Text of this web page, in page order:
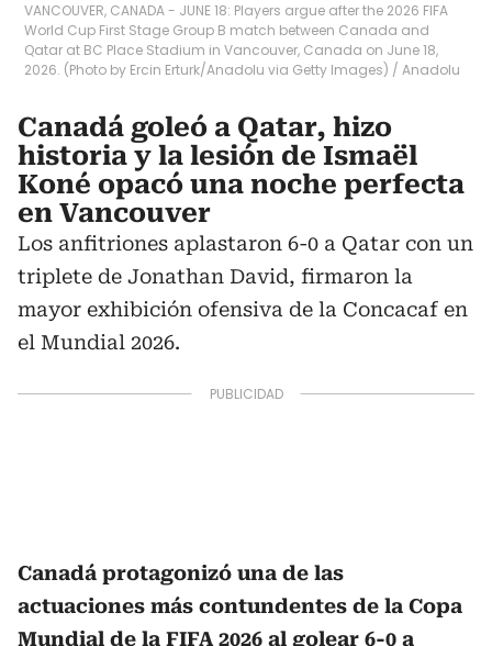
VANCOUVER, CANADA - JUNE 18: Players argue after the 2026 FIFA
World Cup First Stage Group B match between Canada and
Qatar at BC Place Stadium in Vancouver, Canada on June 18,
2026. (Photo by Ercin Erturk/Anadolu via Getty Images) / Anadolu
Canadá goleó a Qatar, hizo
historia y la lesión de Ismaël
Koné opacó una noche perfecta
en Vancouver
Los anfitriones aplastaron 6-0 a Qatar con un
triplete de Jonathan David, firmaron la
mayor exhibición ofensiva de la Concacaf en
el Mundial 2026.
Canadá protagonizó una de las
actuaciones más contundentes de la Copa
Mundial de la FIFA 2026 al golear 6-0 a